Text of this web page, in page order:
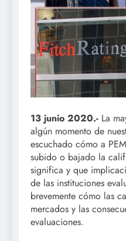
13 junio 2020.- La
algún momento de
escuchado cómo a
subido o bajado la
significa y que
de las instituciones
brevemente cómo las
mercados y las
evaluaciones.